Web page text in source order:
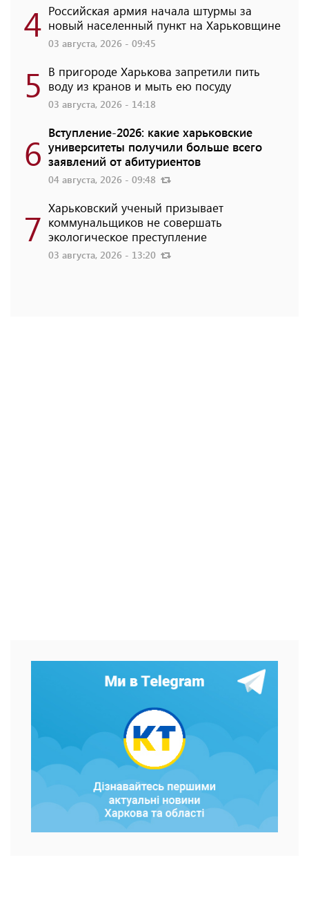
4 Российская армия начала штурмы за
новый населенный пункт на Харьковщине
03 августа, 2026 - 09:45
5 В пригороде Харькова запретили пить
воду из кранов и мыть ею посуду
03 августа, 2026 - 14:18
6 Вступление-2026: какие харьковские
университеты получили больше всего
заявлений от абитуриентов
04 августа, 2026 - 09:48
7 Харьковский ученый призывает
коммунальщиков не совершать
экологическое преступление
03 августа, 2026 - 13:20